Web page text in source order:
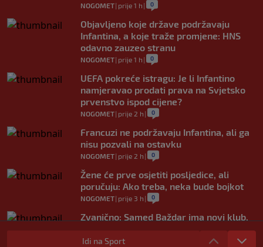
NOGOMET| prije 1 h | 0
Objavljeno koje države podržavaju
Infantina, a koje traže promjene: HNS
odavno zauzeo stranu
NOGOMET| prije 1 h | 0
UEFA pokreće istragu: Je li Infantino
namjeravao prodati prava na Svjetsko
prvenstvo ispod cijene?
NOGOMET| prije 2 h | 0
Francuzi ne podržavaju Infantina, ali ga
nisu pozvali na ostavku
NOGOMET| prije 2 h | 0
Žene će prve osjetiti posljedice, ali
poručuju: Ako treba, neka bude bojkot
NOGOMET| prije 3 h | 0
Zvanično: Samed Baždar ima novi klub,
zadužio broj sa velikom "težinom"
NOGOMET|prije 5 h
Idi na Sport